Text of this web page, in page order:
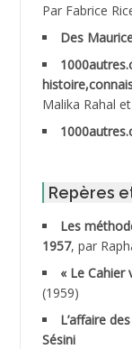
ABDESSELAMI
ABDESSLEM
ABDOUDOU
ABID
ABNOUN Salah
ACHACHE M.*
ACHLAF Ali
Par Fabrice
Des
Malika Rahal
Repères
Les
1957, par
« Le Cahier
(1959)
L’affaire
Sésini